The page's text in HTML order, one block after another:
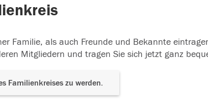
Familie, als auch Freunde und Bekannte
Mitgliedern und tragen Sie sich jetzt ganz
Familienkreises zu werden.